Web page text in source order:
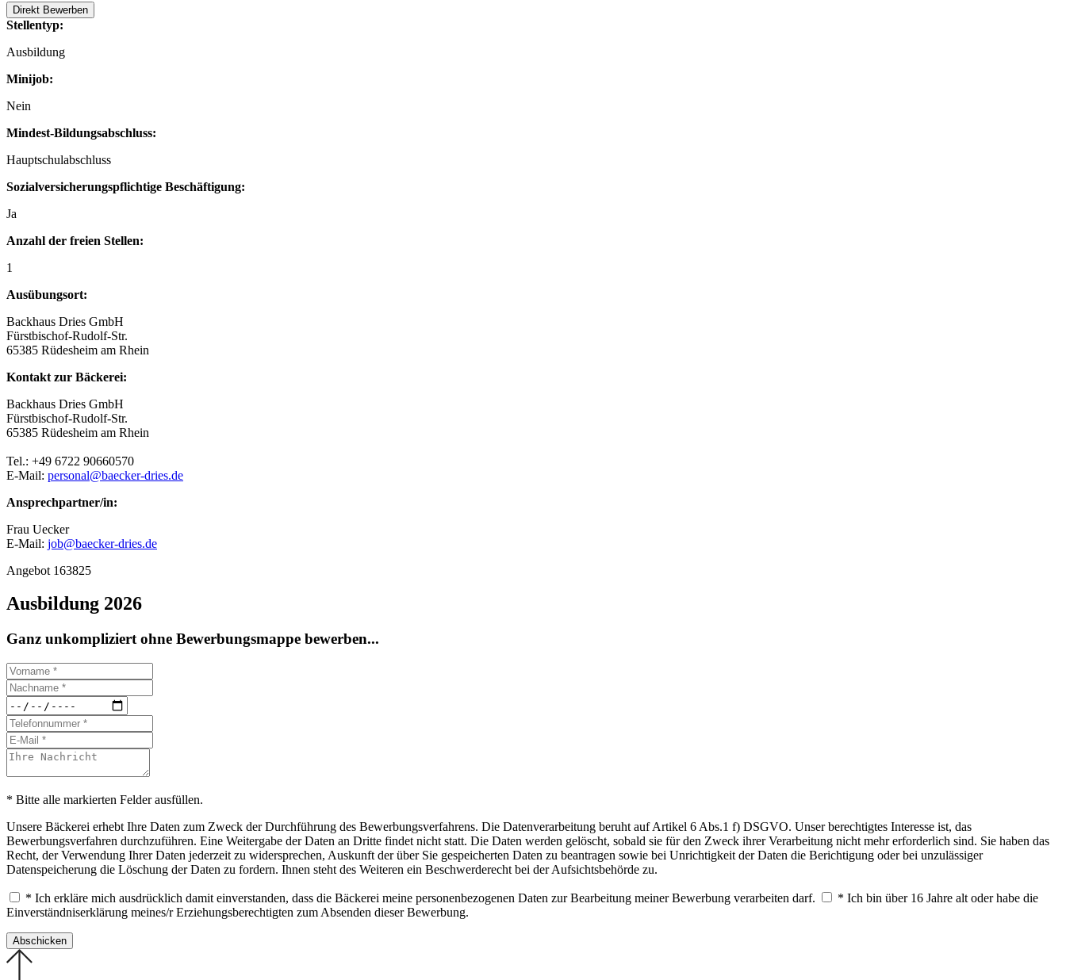
Direkt Bewerben
Stellentyp:
Ausbildung
Minijob:
Nein
Mindest-Bildungsabschluss:
Hauptschulabschluss
Sozialversicherungspflichtige Beschäftigung:
Ja
Anzahl der freien Stellen:
1
Ausübungsort:
Backhaus Dries GmbH
Fürstbischof-Rudolf-Str.
65385 Rüdesheim am Rhein
Kontakt zur Bäckerei:
Backhaus Dries GmbH
Fürstbischof-Rudolf-Str.
65385 Rüdesheim am Rhein
Tel.: +49 6722 90660570
E-Mail: personal@baecker-dries.de
Ansprechpartner/in:
Frau Uecker
E-Mail: job@baecker-dries.de
Angebot 163825
Ausbildung 2026
Ganz unkompliziert ohne Bewerbungsmappe bewerben...
* Bitte alle markierten Felder ausfüllen.
Unsere Bäckerei erhebt Ihre Daten zum Zweck der Durchführung des Bewerbungsverfahrens. Die Datenverarbeitung beruht auf Artikel 6 Abs.1 f) DSGVO. Unser berechtigtes Interesse ist, das
Bewerbungsverfahren durchzuführen. Eine Weitergabe der Daten an Dritte findet nicht statt. Die Daten werden gelöscht, sobald sie für den Zweck ihrer Verarbeitung nicht mehr erforderlich sind. Sie haben das
Recht, der Verwendung Ihrer Daten jederzeit zu widersprechen, Auskunft der über Sie gespeicherten Daten zu beantragen sowie bei Unrichtigkeit der Daten die Berichtigung oder bei unzulässiger
Datenspeicherung die Löschung der Daten zu fordern. Ihnen steht des Weiteren ein Beschwerderecht bei der Aufsichtsbehörde zu.
* Ich erkläre mich ausdrücklich damit einverstanden, dass die Bäckerei meine personenbezogenen Daten zur Bearbeitung meiner Bewerbung verarbeiten darf.
* Ich bin über 16 Jahre alt oder habe die
Einverständniserklärung meines/r Erziehungsberechtigten zum Absenden dieser Bewerbung.